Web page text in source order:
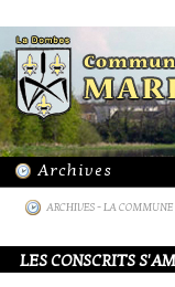
ARCHIVES-LA COMMUNE
LES CONSCRITS